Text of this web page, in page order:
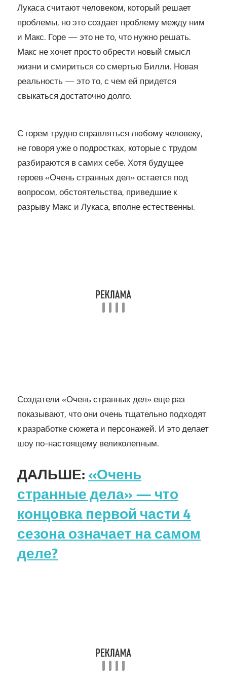
Лукаса считают человеком, который решает
проблемы, но это создает проблему между ним
и Макс. Горе — это не то, что нужно решать.
Макс не хочет просто обрести новый смысл
жизни и смириться со смертью Билли. Новая
реальность — это то, с чем ей придется
свыкаться достаточно долго.
С горем трудно справляться любому человеку,
не говоря уже о подростках, которые с трудом
разбираются в самих себе. Хотя будущее
героев «Очень странных дел» остается под
вопросом, обстоятельства, приведшие к
разрыву Макс и Лукаса, вполне естественны.
Создатели «Очень странных дел» еще раз
показывают, что они очень тщательно подходят
к разработке сюжета и персонажей. И это делает
шоу по-настоящему великолепным.
ДАЛЬШЕ:«Очень
странные дела» — что
концовка первой части 4
сезона означает на самом
деле?